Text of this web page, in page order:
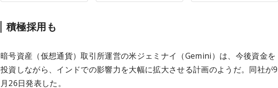
積極採用も
暗号資産（仮想通貨）取引所運営の米ジェミナイ（Gemini）は、今後資金を
投資しながら、インドでの影響力を大幅に拡大させる計画のようだ。同社が9
月26日発表した。